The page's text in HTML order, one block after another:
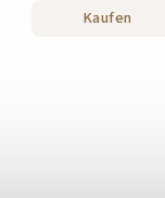
Kaufen